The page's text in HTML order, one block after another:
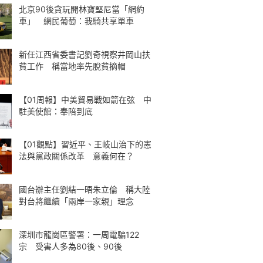
北京90後貪玩開林寶堅尼當「網約
車」 網民葡萄：我騎共享單車
新任江西省委書記劉奇視察井岡山扶
貧工作 稱當地率先脫貧摘帽
【01周報】中美貿易戰如箭在弦 中
駐美使館：奉陪到底
【01觀點】習近平、王岐山治下的憲
法與黨政關係改革 意義何在？
國台辦主任劉結一晤朱立倫 稱大陸
對台將繼續「兩岸一家親」理念
深圳市龍崗區警署：一周電騙122
宗 受害人多為80後、90後